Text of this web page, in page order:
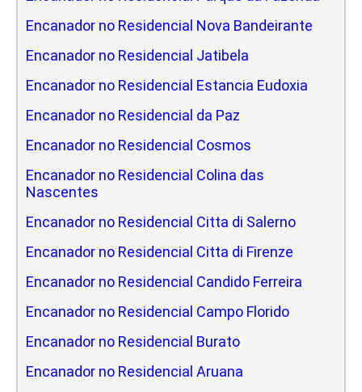
Encanador no Residencial Nova Bandeirante
Encanador no Residencial Jatibela
Encanador no Residencial Estancia Eudoxia
Encanador no Residencial da Paz
Encanador no Residencial Cosmos
Encanador no Residencial Colina das
Nascentes
Encanador no Residencial Citta di Salerno
Encanador no Residencial Citta di Firenze
Encanador no Residencial Candido Ferreira
Encanador no Residencial Campo Florido
Encanador no Residencial Burato
Encanador no Residencial Aruana